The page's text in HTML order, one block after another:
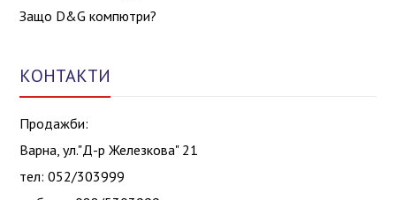
Защо D&G компютри?
КОНТАКТИ
Продажби:
Варна, ул."Д-р Железкова" 21
тел: 052/303999